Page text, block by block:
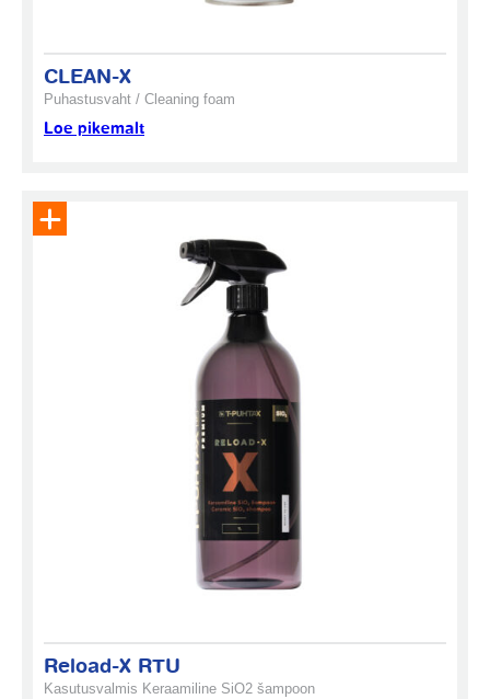
CLEAN-X
Puhastusvaht / Cleaning foam
Loe pikemalt
Eemalda toode päringukorvist
Reload-X RTU
Kasutusvalmis Keraamiline SiO2 šampoon